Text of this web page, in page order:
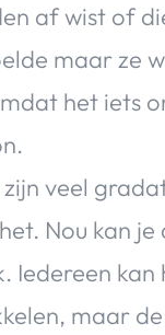
af wist of
maar ze
het iets
veel
Nou kan je
Iedereen kan
maar